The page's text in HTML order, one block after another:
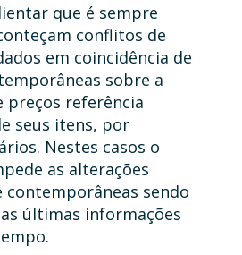
que é sempre
conflitos de
em coincidência de
sobre a
preços referência
seus itens, por
Nestes casos o
as alterações
contemporâneas sendo
últimas informações